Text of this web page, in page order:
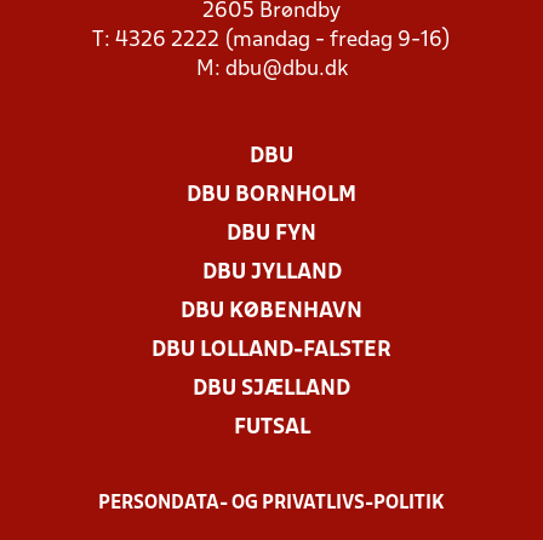
2605 Brøndby
T: 4326 2222 (mandag - fredag 9-16)
M: dbu@dbu.dk
DBU
DBU BORNHOLM
DBU FYN
DBU JYLLAND
DBU KØBENHAVN
DBU LOLLAND-FALSTER
DBU SJÆLLAND
FUTSAL
PERSONDATA- OG PRIVATLIVS-POLITIK